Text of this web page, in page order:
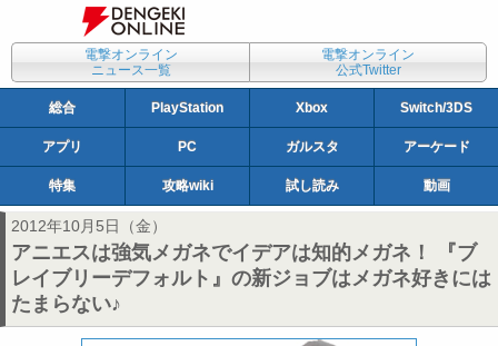
電撃オンライン
ニュース一覧
電撃オンライン
公式Twitter
総合 PlayStation Xbox Switch/3DS
アプリ PC ガルスタ アーケード
特集 攻略wiki 試し読み 動画
2012年10月5日（金）
アニエスは強気メガネでイデアは知的メガネ！ 『ブ
レイブリーデフォルト』の新ジョブはメガネ好きには
たまらない♪